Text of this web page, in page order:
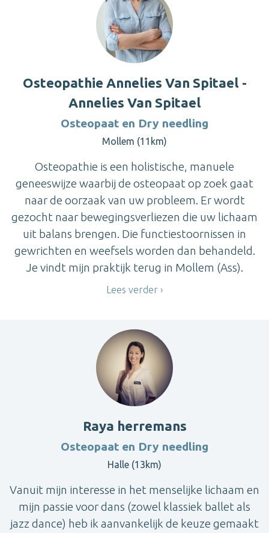
Osteopathie Annelies Van Spitael -
Annelies Van Spitael
Osteopaat en Dry needling
Mollem (11km)
Osteopathie is een holistische, manuele
geneeswijze waarbij de osteopaat op zoek gaat
naar de oorzaak van uw probleem. Er wordt
gezocht naar bewegingsverliezen die uw lichaam
uit balans brengen. Die functiestoornissen in
gewrichten en weefsels worden dan behandeld.
Je vindt mijn praktijk terug in Mollem (Ass).
Lees verder
Raya herremans
Osteopaat en Dry needling
Halle (13km)
Vanuit mijn interesse in het menselijke lichaam en
mijn passie voor dans (zowel klassiek ballet als
jazz dance) heb ik aanvankelijk de keuze gemaakt